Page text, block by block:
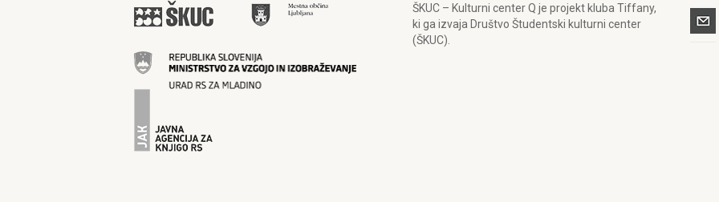
ŠKUC – Kulturni center Q je projekt kluba Tiffany,
ki ga izvaja Društvo Študentski kulturni center
(ŠKUC).